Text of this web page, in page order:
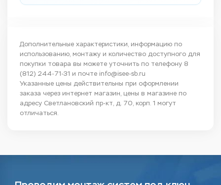
Дополнительные характеристики, информацию по
использованию, монтажу и количество доступного для
покупки товара вы можете уточнить по телефону 8
(812) 244-71-31 и почте info@isee-sb.ru
Указанные цены действительны при оформлении
заказа через интернет магазин, цены в магазине по
адресу Светлановский пр-кт, д. 70, корп. 1 могут
отличаться.